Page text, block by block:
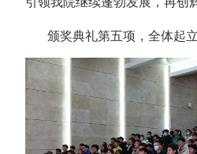
颁奖典礼第五项，全体起